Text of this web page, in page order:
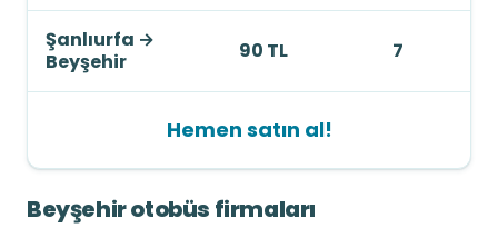
Şanlıurfa →
Beyşehir
90 TL 7
Hemen satın al!
Beyşehir otobüs firmaları